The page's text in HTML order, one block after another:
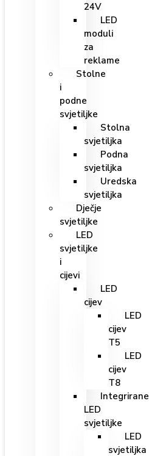
24V
LED
moduli
za
reklame
Stolne
i
podne
svjetiljke
Stolna
svjetiljka
Podna
svjetiljka
Uredska
svjetiljka
Dječje
svjetiljke
LED
svjetiljke
i
cijevi
LED
cijev
LED
cijev
T5
LED
cijev
T8
Integrirane
LED
svjetiljke
LED
svjetiljka